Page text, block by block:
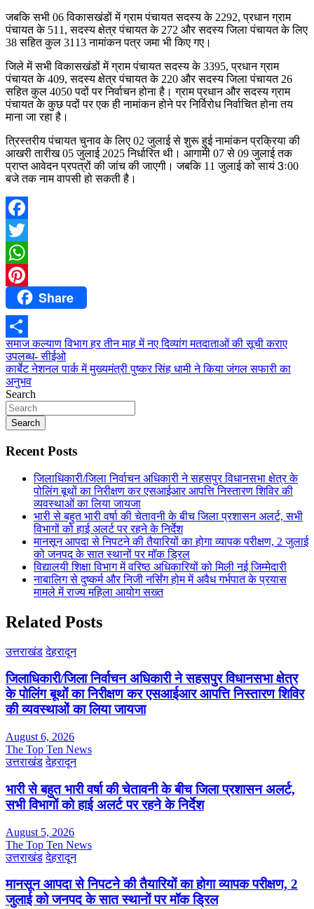
जबकि सभी 06 विकासखंडों में ग्राम पंचायत सदस्य के 2292, प्रधान ग्राम
पंचायत के 511, सदस्य क्षेत्र पंचायत के 272 और सदस्य जिला पंचायत के लिए
38 सहित कुल 3113 नामांकन पत्र जमा भी किए गए।
जिले में सभी विकासखंडों में ग्राम पंचायत सदस्य के 3395, प्रधान ग्राम
पंचायत के 409, सदस्य क्षेत्र पंचायत के 220 और सदस्य जिला पंचायत 26
सहित कुल 4050 पदों पर निर्वाचन होना है। ग्राम प्रधान और सदस्य ग्राम
पंचायत के कुछ पदों पर एक ही नामांकन होने पर निर्विरोध निर्वाचित होना तय
माना जा रहा है।
त्रिस्तरीय पंचायत चुनाव के लिए 02 जुलाई से शुरू हुई नामांकन प्रक्रिया की
आखरी तारीख 05 जुलाई 2025 निर्धारित थी। आगामी 07 से 09 जुलाई तक
प्राप्त आवेदन प्रपत्रों की जांच की जाएगी। जबकि 11 जुलाई को सायं 3ः00
बजे तक नाम वापसी हो सकती है।
Facebook
Twitter
WhatsApp
PinterestShare
Share
Post
navigation
समाज कल्याण विभाग हर तीन माह में नए दिव्यांग मतदाताओं की सूची कराए
उपलब्ध- सीईओ
कार्बेट नेशनल पार्क में मुख्यमंत्री पुष्कर सिंह धामी ने किया जंगल सफारी का
अनुभव
Search
Search
Recent Posts
जिलाधिकारी/जिला निर्वाचन अधिकारी ने सहसपुर विधानसभा क्षेत्र के
पोलिंग बूथों का निरीक्षण कर एसआईआर आपत्ति निस्तारण शिविर की
व्यवस्थाओं का लिया जायजा
भारी से बहुत भारी वर्षा की चेतावनी के बीच जिला प्रशासन अलर्ट, सभी
विभागों को हाई अलर्ट पर रहने के निर्देश
मानसून आपदा से निपटने की तैयारियों का होगा व्यापक परीक्षण, 2 जुलाई
को जनपद के सात स्थानों पर मॉक ड्रिल
विद्यालयी शिक्षा विभाग में वरिष्ठ अधिकारियों को मिली नई जिम्मेदारी
नाबालिग से दुष्कर्म और निजी नर्सिंग होम में अवैध गर्भपात के प्रयास
मामले में राज्य महिला आयोग सख्त
Related Posts
उत्तराखंड देहरादून
जिलाधिकारी/जिला निर्वाचन अधिकारी ने सहसपुर विधानसभा क्षेत्र
के पोलिंग बूथों का निरीक्षण कर एसआईआर आपत्ति निस्तारण शिविर
की व्यवस्थाओं का लिया जायजा
August 6, 2026
The Top Ten News
उत्तराखंड देहरादून
भारी से बहुत भारी वर्षा की चेतावनी के बीच जिला प्रशासन अलर्ट,
सभी विभागों को हाई अलर्ट पर रहने के निर्देश
August 5, 2026
The Top Ten News
उत्तराखंड देहरादून
मानसून आपदा से निपटने की तैयारियों का होगा व्यापक परीक्षण, 2
जुलाई को जनपद के सात स्थानों पर मॉक ड्रिल